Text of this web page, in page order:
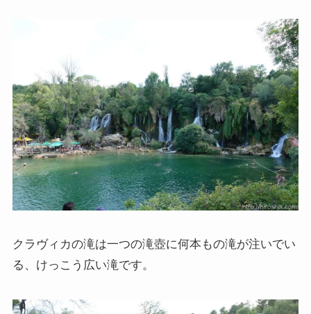
クラヴィカの滝は一つの滝壺に何本もの滝が注いでい
る、けっこう広い滝です。